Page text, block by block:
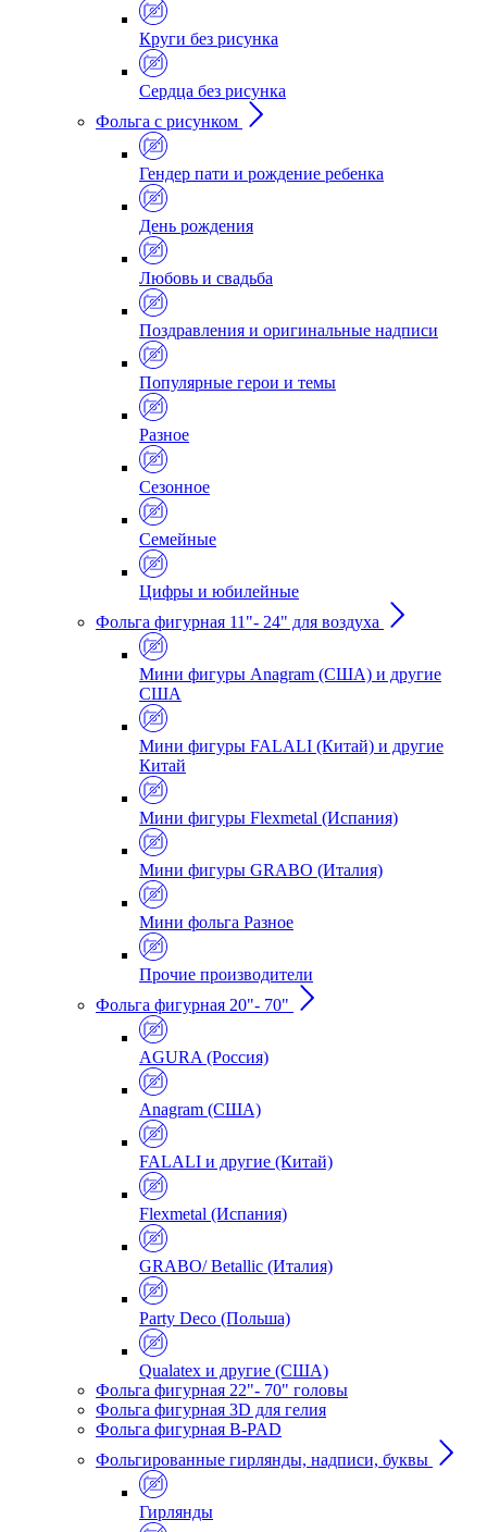
Круги без рисунка
Сердца без рисунка
Фольга с рисунком
Гендер пати и рождение ребенка
День рождения
Любовь и свадьба
Поздравления и оригинальные надписи
Популярные герои и темы
Разное
Сезонное
Семейные
Цифры и юбилейные
Фольга фигурная 11"- 24" для воздуха
Мини фигуры Anagram (США) и другие
США
Мини фигуры FALALI (Китай) и другие
Китай
Мини фигуры Flexmetal (Испания)
Мини фигуры GRABO (Италия)
Мини фольга Разное
Прочие производители
Фольга фигурная 20"- 70"
AGURA (Россия)
Anagram (США)
FALALI и другие (Китай)
Flexmetal (Испания)
GRABO/ Betallic (Италия)
Party Deco (Польша)
Qualatex и другие (США)
Фольга фигурная 22"- 70" головы
Фольга фигурная 3D для гелия
Фольга фигурная B-PAD
Фольгированные гирлянды, надписи, буквы
Гирлянды